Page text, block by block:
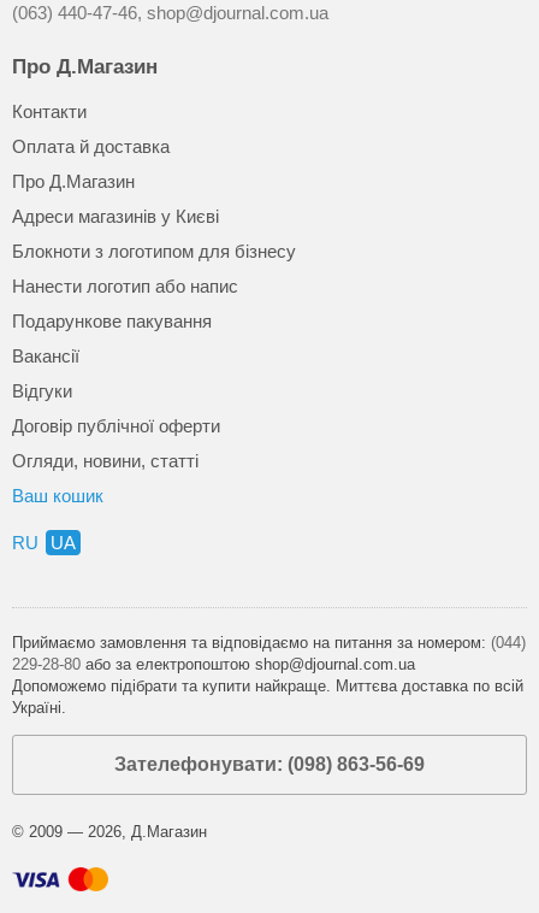
(063) 440-47-46, shop@djournal.com.ua
Про Д.Магазин
Контакти
Оплата й доставка
Про Д.Магазин
Адреси магазинів у Києві
Блокноти з логотипом для бізнесу
Нанести логотип або напис
Подарункове пакування
Вакансії
Відгуки
Договір публічної оферти
Огляди, новини, статті
Ваш кошик
RU UA
Приймаємо замовлення та відповідаємо на питання за номером: (044)
229-28-80 або за електропоштою shop@djournal.com.ua
Допоможемо підібрати та купити найкраще. Миттєва доставка по всій
Україні.
Зателефонувати: (098) 863-56-69
© 2009 — 2026, Д.Магазин